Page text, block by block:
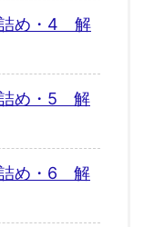
め・4 解
め・5 解
め・6 解